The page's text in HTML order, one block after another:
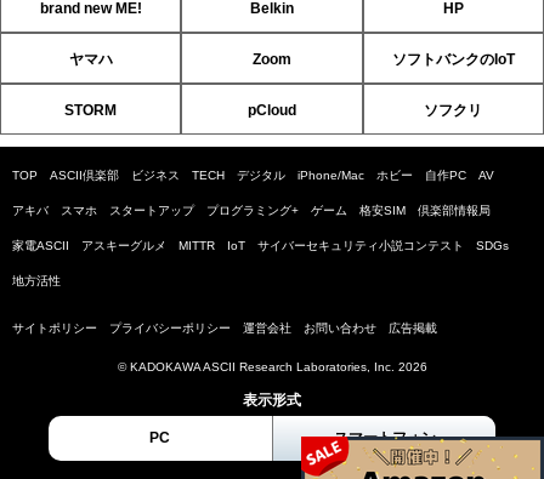
brand new ME! Belkin HP
ヤマハ Zoom ソフトバンクのIoT
STORM pCloud ソフクリ
TOP ASCII倶楽部 ビジネス TECH デジタル iPhone/Mac ホビー 自作PC AV
アキバ スマホ スタートアップ プログラミング+ ゲーム 格安SIM 倶楽部情報局
家電ASCII アスキーグルメ MITTR IoT サイバーセキュリティ小説コンテスト SDGs
地方活性
サイトポリシー プライバシーポリシー 運営会社 お問い合わせ 広告掲載
© KADOKAWA ASCII Research Laboratories, Inc. 2026
表示形式
PC スマートフォン